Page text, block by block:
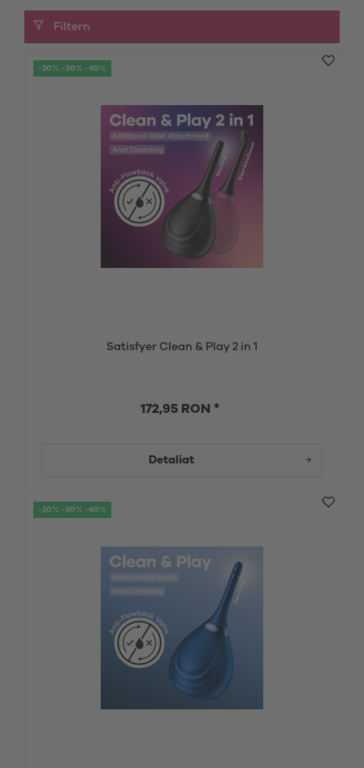
Filtern
-20% -30% -40%
Satisfyer Clean & Play 2 in 1
172,95 RON *
Detaliat
-20% -30% -40%